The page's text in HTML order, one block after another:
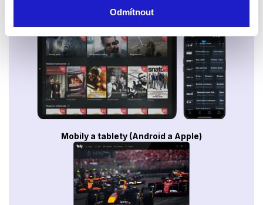
Odmítnout
Smart TV - Android, Google, Samsung, LG, VIDAA
Mobily a tablety (Android a Apple)